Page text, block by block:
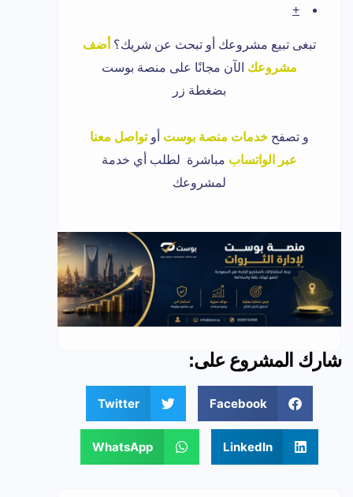
+
تبغى تبيع مشروعك أو تبحث عن شريك؟ أضف
مشروعك الآن مجانًا على منصة بوست
بضغطة زر
و تصفح خدمات منصة بوست أو تواصل معنا
عبر الواتساب مباشرة لطلب أي خدمة
لمشروعك
شارك المشروع على:
Facebook
Twitter
LinkedIn
WhatsApp